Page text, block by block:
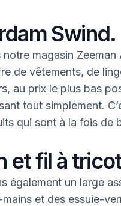
Swind.
magasin Zeeman
de vêtements, de
au prix le plus bas
tout simplement.
qui sont à la fois de
et fil à
également un large
et des essuie-